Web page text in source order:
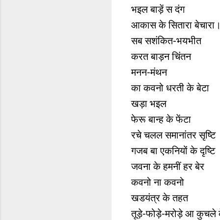
भइल बाड़ें स दंग
आकास के सितारा
सब सशंकित-भयभीत
करत बाड़न चिंतन
मनन-मंथन
का कवनो धरती के बेटा
खड़ा भइल
फेरू बान्ह के फेंटा
रचे चलल समानांतर सृष्टि
गजब बा एकनियों के दृष्टि
जवना के हमनीं हर बेर
कवनो ना कवनो
खडयंत्र के तहत
तूड़े-फोड़े-मरोड़े आ कुचले